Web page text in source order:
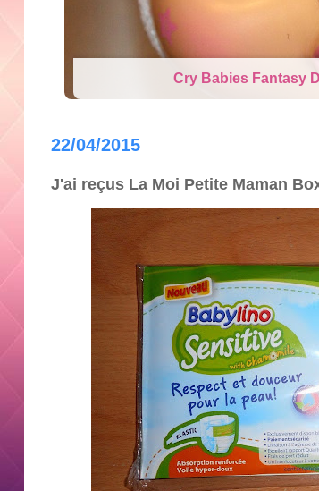
Cry Babies Fantasy
22/04/2015
J'ai reçus La Moi Petite Maman